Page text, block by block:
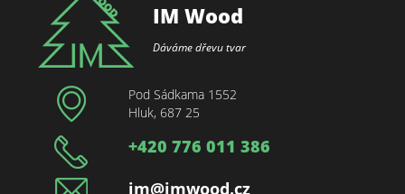
IM Wood
Dáváme dřevu tvar
Pod Sádkama 1552
Hluk, 687 25
+420 776 011 386
im@imwood.cz